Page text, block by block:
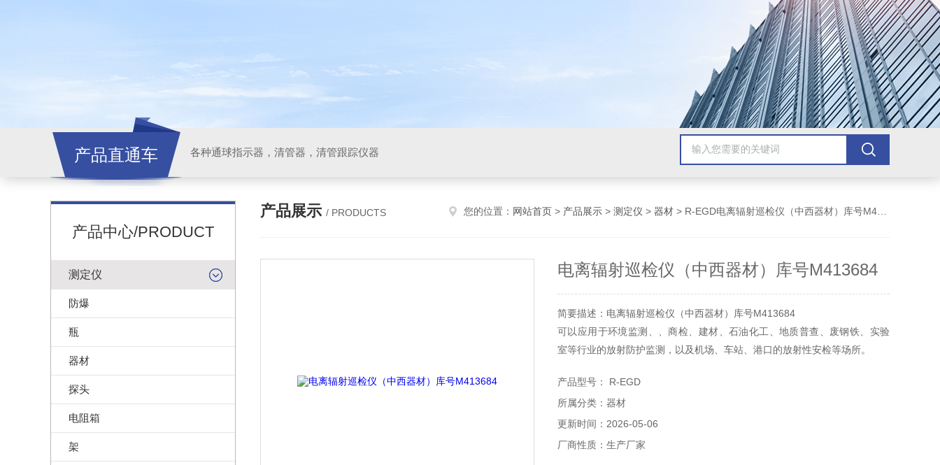
产品直通车 各种通球指示器，清管器，清管跟踪仪器
产品中心/PRODUCT
测定仪
防爆
瓶
器材
探头
电阻箱
架
产品展示 / PRODUCTS 您的位置： 网站首页 > 产品展示 > 测定仪 > 器材 > R-EGD电离辐射巡检仪（中西器材）库号M413684
电离辐射巡检仪（中西器材）库号M413684
简要描述：电离辐射巡检仪（中西器材）库号M413684
可以应用于环境监测、、商检、建材、石油化工、地质普查、废钢铁、实验
室等行业的放射防护监测，以及机场、车站、港口的放射性安检等场所。
产品型号： R-EGD
所属分类：器材
更新时间：2026-05-06
厂商性质：生产厂家